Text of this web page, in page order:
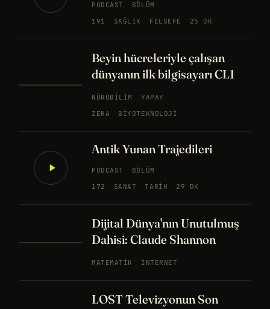
PODCAST
BÖLÜM
191
SAĞLIK FELSEFE 25 DK
Beyin hücreleriyle çalışan
dünyanın ilk bilgisayarı CL1
NÖROBILIM
YAPAY
ZEKA
BIYOTEKNOLOJI
Antik Yunan Trajedileri
PODCAST
BÖLÜM
172
SANAT TARIH 29 DK
Dijital Dünya'nın Unutulmuş
Dahisi: Claude Shannon
MATEMATIK İNTERNET
LOST Televizyonun Son